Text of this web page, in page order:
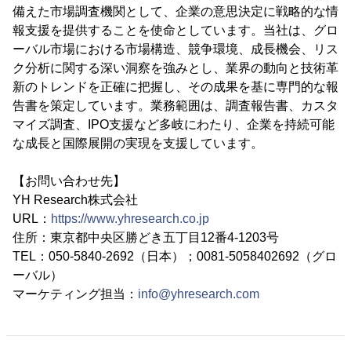
備えた市場調査機関として、企業の意思決定に戦略的な情
報支援を提供することを使命としています。当社は、グロ
ーバル市場における市場構造、競争環境、成長機会、リス
ク分析に関する深い洞察を強みとし、業界の動向と技術革
新のトレンドを正確に把握し、その成果を基に専門的な報
告書を策定しています。業務範囲は、調査報告書、カスタ
マイズ調査、IPO支援など多岐にわたり、企業を持続可能
な成長と国際展開の実現を支援しています。
【お問い合わせ先】
YH Research株式会社
URL： https://www.yhresearch.co.jp
住所：東京都中央区勝どき五丁目12番4-1203号
TEL：050-5840-2692（日本）；0081-5058402692（グロ
ーバル）
マーケティング担当： info@yhresearch.com